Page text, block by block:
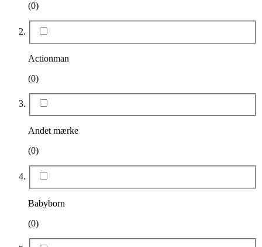
(0)
Actionman
(0)
Andet mærke
(0)
Babyborn
(0)